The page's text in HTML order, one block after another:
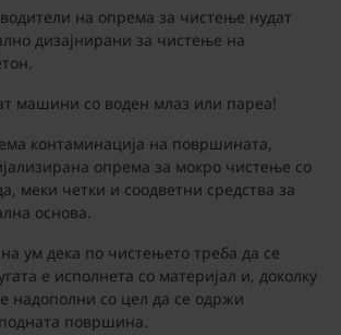
на опрема за чистење нудат
дизајнирани за чистење на
машини со воден млаз или пареа!
контаминација на површината,
опрема за мокро чистење со
меки четки и соодветни средства за
основа.
ум дека по чистењето треба да се
е исполнета со материјал и, доколку
надополни со цел да се одржи
површина.